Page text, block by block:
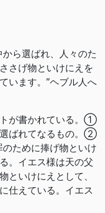
から選ばれ、人々のた
さげ物といけにえを
います。”ヘブル人へ
トが書かれている。①
選ばれてなるもの。②
ために捧げ物といけ
。イエス様は天の父
といけにえとして、
仕えている。イエス